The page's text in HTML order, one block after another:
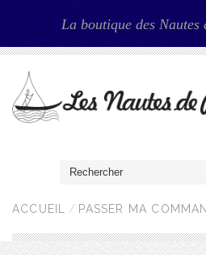
La boutique des Nautes
ACCUEIL PASSER MA